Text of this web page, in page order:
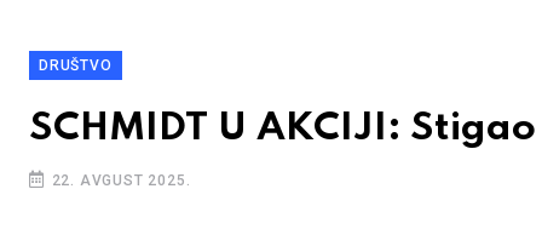
DRUŠTVO
SCHMIDT U AKCIJI:
22. AVGUST 2025.